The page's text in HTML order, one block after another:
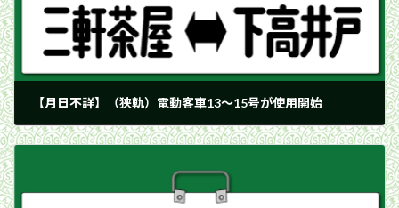
【月日不詳】（狭軌）電動客車13〜15号が使用開始
1914年12月31日